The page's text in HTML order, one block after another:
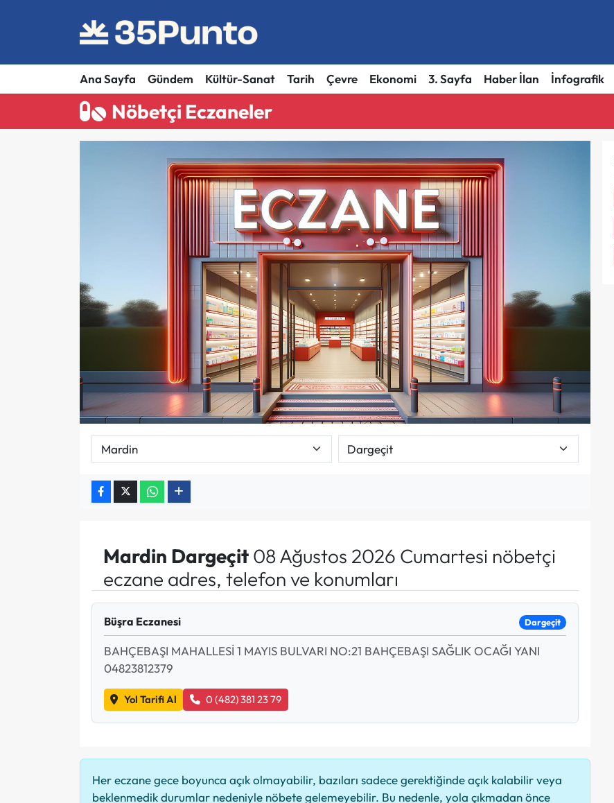
Ana Sayfa Gündem Kültür-Sanat Tarih Çevre Ekonomi 3. Sayfa Haber İlan İnfografik
Nöbetçi Eczaneler
Mardin Dargeçit08 Ağustos 2026 Cumartesi nöbetçi
eczane adres, telefon ve konumları
Büşra Eczanesi Dargeçit
BAHÇEBAŞI MAHALLESİ 1 MAYIS BULVARI NO:21 BAHÇEBAŞI SAĞLIK OCAĞI YANI
04823812379
Yol Tarifi Al 0 (482) 381 23 79
Her eczane gece boyunca açık olmayabilir, bazıları sadece gerektiğinde açık kalabilir veya
beklenmedik durumlar nedeniyle nöbete gelemeyebilir. Bu nedenle, yola çıkmadan önce